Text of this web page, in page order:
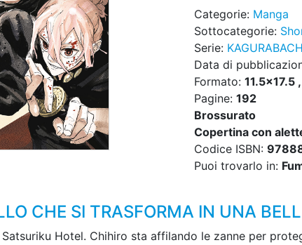
Categorie: Manga
Sottocategorie:
Serie:
Data di
Formato: 11.5x17.5
Pagine: 192
Brossurato
Copertina con
Codice ISBN:
Puoi trovarlo in:
CHE SI TRASFORMA IN UNA
Hotel. Chihiro sta affilando le zanne per